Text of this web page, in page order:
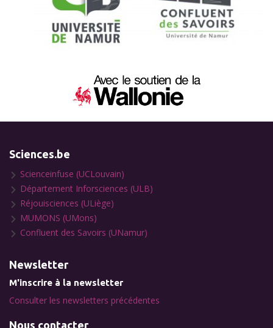
Sciences.be
Scienceinfuse (UCLouvain)
Département Inforsciences (ULB)
Réjouisciences (ULiège)
MUMONS (UMons)
Confluent des Savoirs (UNamur)
Newsletter
M'inscrire à la newsletter
Consulter les newsletters précédentes
Nous contacter